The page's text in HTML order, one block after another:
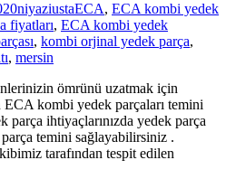
niyaziustaECA, ECA kombi yedek
fiyatları, ECA kombi yedek
, kombi orjinal yedek parça,
, mersin
ömrünü uzatmak için
kombi yedek parçaları temini
ihtiyaçlarınızda yedek parça
temini sağlayabilirsiniz .
tarafından tespit edilen